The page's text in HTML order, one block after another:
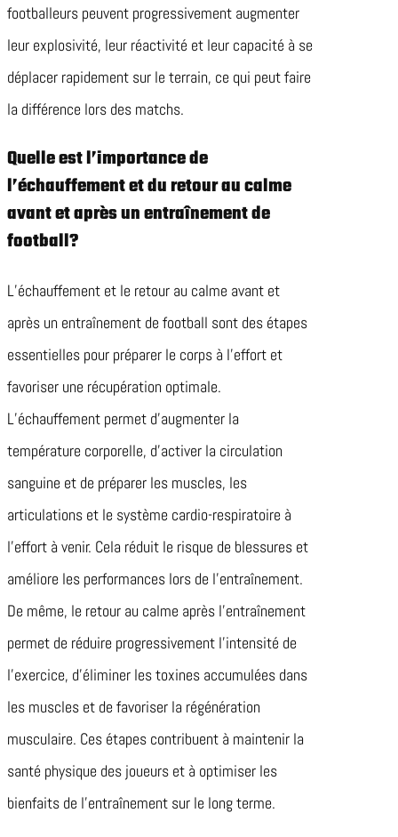
footballeurs peuvent progressivement augmenter
leur explosivité, leur réactivité et leur capacité à se
déplacer rapidement sur le terrain, ce qui peut faire
la différence lors des matchs.
Quelle est l’importance de
l’échauffement et du retour au calme
avant et après un entraînement de
football?
L’échauffement et le retour au calme avant et
après un entraînement de football sont des étapes
essentielles pour préparer le corps à l’effort et
favoriser une récupération optimale.
L’échauffement permet d’augmenter la
température corporelle, d’activer la circulation
sanguine et de préparer les muscles, les
articulations et le système cardio-respiratoire à
l’effort à venir. Cela réduit le risque de blessures et
améliore les performances lors de l’entraînement.
De même, le retour au calme après l’entraînement
permet de réduire progressivement l’intensité de
l’exercice, d’éliminer les toxines accumulées dans
les muscles et de favoriser la régénération
musculaire. Ces étapes contribuent à maintenir la
santé physique des joueurs et à optimiser les
bienfaits de l’entraînement sur le long terme.